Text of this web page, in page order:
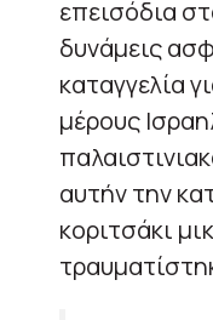
επεισόδια
δυνάμεις
καταγγελία
μέρους
αυτήν την
κοριτσάκι